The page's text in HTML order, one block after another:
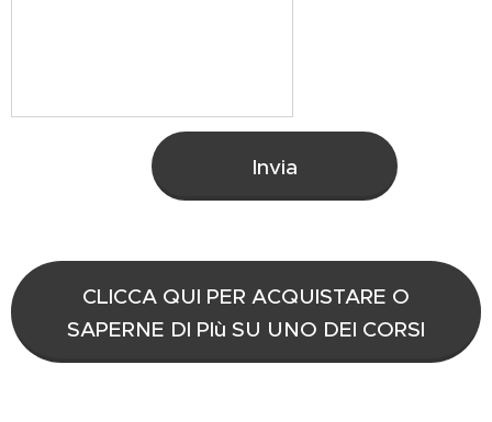
Invia
CLICCA QUI PER ACQUISTARE O
SAPERNE DI PIù SU UNO DEI CORSI